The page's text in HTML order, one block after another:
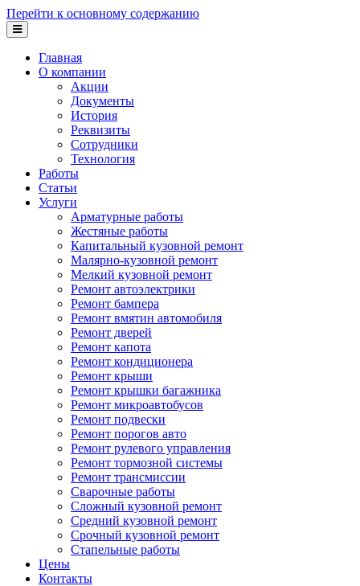
Перейти к основному содержанию
Главная
О компании
Акции
Документы
История
Реквизиты
Сотрудники
Технология
Работы
Статьи
Услуги
Арматурные работы
Жестяные работы
Капитальный кузовной ремонт
Малярно-кузовной ремонт
Мелкий кузовной ремонт
Ремонт автоэлектрики
Ремонт бампера
Ремонт вмятин автомобиля
Ремонт дверей
Ремонт капота
Ремонт кондиционера
Ремонт крыши
Ремонт крышки багажника
Ремонт микроавтобусов
Ремонт подвески
Ремонт порогов авто
Ремонт рулевого управления
Ремонт тормозной системы
Ремонт трансмиссии
Сварочные работы
Сложный кузовной ремонт
Средний кузовной ремонт
Срочный кузовной ремонт
Стапельные работы
Цены
Контакты